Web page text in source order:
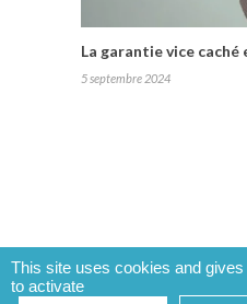
La garantie vice caché
5 septembre 2024
LE MAG by Office Immobilier.
This site uses cookies and
to activate